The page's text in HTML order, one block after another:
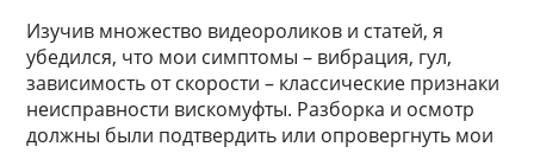
Изучив множество видеороликов и статей, я
убедился, что мои симптомы – вибрация, гул,
зависимость от скорости – классические признаки
неисправности вискомуфты. Разборка и осмотр
должны были подтвердить или опровергнуть мои